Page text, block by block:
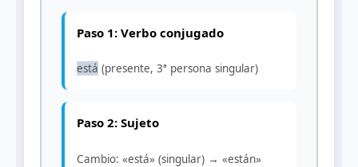
Paso 1: Verbo conjugado
está (presente, 3ª persona singular)
Paso 2: Sujeto
Cambio: «está» (singular) → «están»